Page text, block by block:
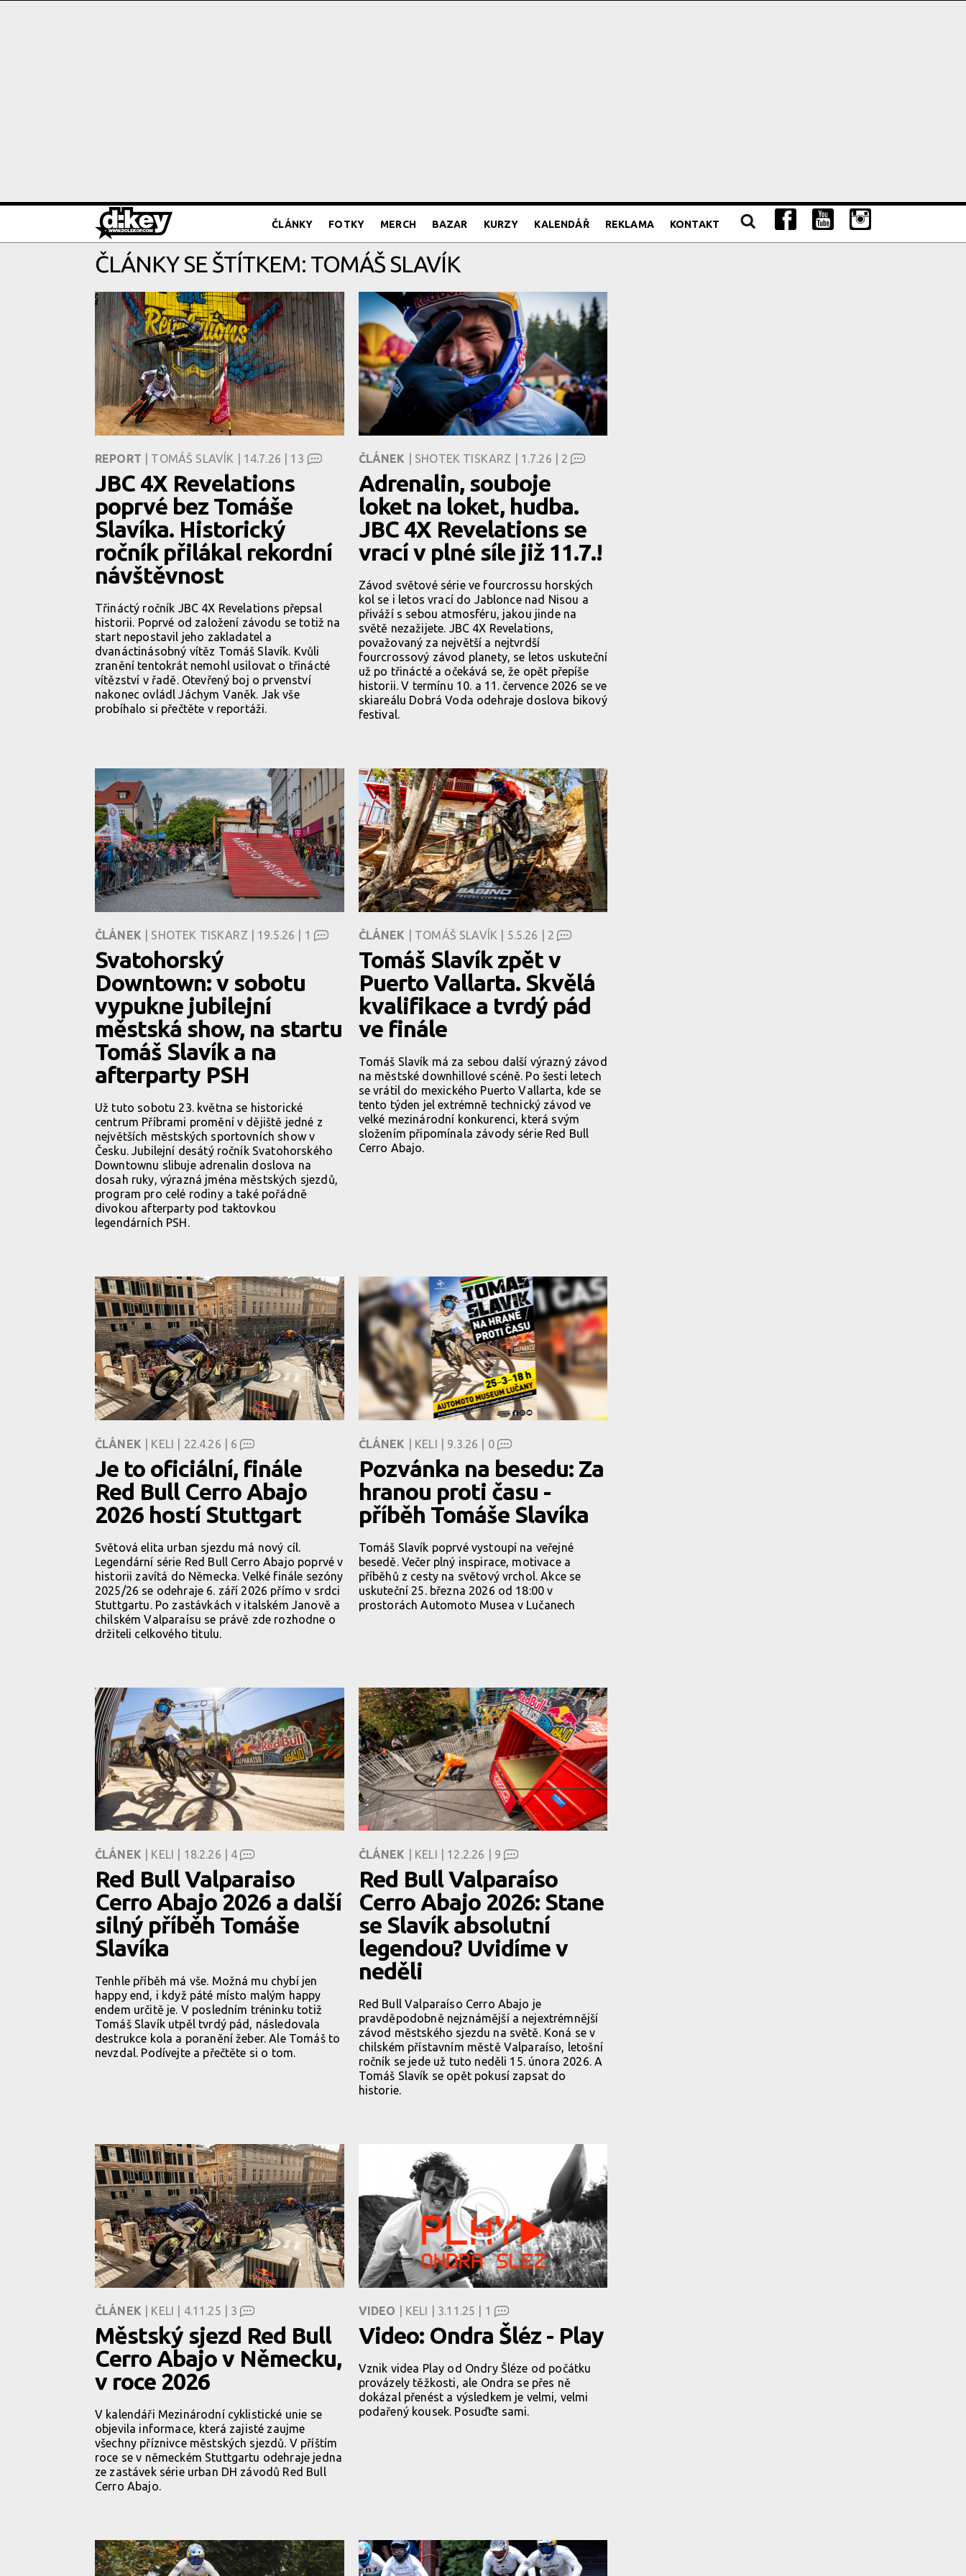
ČLÁNKY FOTKY MERCH BAZAR KURZY KALENDÁŘ REKLAMA KONTAKT
ČLÁNKY SE ŠTÍTKEM: TOMÁŠ SLAVÍK
REPORT | TOMÁŠ SLAVÍK | 14.7.26 | 13
JBC 4X Revelations
poprvé bez Tomáše
Slavíka. Historický
ročník přilákal rekordní
návštěvnost
Třináctý ročník JBC 4X Revelations přepsal
historii. Poprvé od založení závodu se totiž na
start nepostavil jeho zakladatel a
dvanáctinásobný vítěz Tomáš Slavík. Kvůli
zranění tentokrát nemohl usilovat o třinácté
vítězství v řadě. Otevřený boj o prvenství
nakonec ovládl Jáchym Vaněk. Jak vše
probíhalo si přečtěte v reportáži.
ČLÁNEK | SHOTEK TISKARZ | 1.7.26 | 2
Adrenalin, souboje
loket na loket, hudba.
JBC 4X Revelations se
vrací v plné síle již 11.7.!
Závod světové série ve fourcrossu horských
kol se i letos vrací do Jablonce nad Nisou a
přiváží s sebou atmosféru, jakou jinde na
světě nezažijete. JBC 4X Revelations,
považovaný za největší a nejtvrdší
fourcrossový závod planety, se letos uskuteční
už po třinácté a očekává se, že opět přepíše
historii. V termínu 10. a 11. července 2026 se ve
skiareálu Dobrá Voda odehraje doslova bikový
festival.
ČLÁNEK | SHOTEK TISKARZ | 19.5.26 | 1
Svatohorský
Downtown: v sobotu
vypukne jubilejní
městská show, na startu
Tomáš Slavík a na
afterparty PSH
Už tuto sobotu 23. května se historické
centrum Příbrami promění v dějiště jedné z
největších městských sportovních show v
Česku. Jubilejní desátý ročník Svatohorského
Downtownu slibuje adrenalin doslova na
dosah ruky, výrazná jména městských sjezdů,
program pro celé rodiny a také pořádně
divokou afterparty pod taktovkou
legendárních PSH.
ČLÁNEK | TOMÁŠ SLAVÍK | 5.5.26 | 2
Tomáš Slavík zpět v
Puerto Vallarta. Skvělá
kvalifikace a tvrdý pád
ve finále
Tomáš Slavík má za sebou další výrazný závod
na městské downhillové scéně. Po šesti letech
se vrátil do mexického Puerto Vallarta, kde se
tento týden jel extrémně technický závod ve
velké mezinárodní konkurenci, která svým
složením připomínala závody série Red Bull
Cerro Abajo.
ČLÁNEK | KELI | 22.4.26 | 6
Je to oficiální, finále
Red Bull Cerro Abajo
2026 hostí Stuttgart
Světová elita urban sjezdu má nový cíl.
Legendární série Red Bull Cerro Abajo poprvé v
historii zavítá do Německa. Velké finále sezóny
2025/26 se odehraje 6. září 2026 přímo v srdci
Stuttgartu. Po zastávkách v italském Janově a
chilském Valparaísu se právě zde rozhodne o
držiteli celkového titulu.
ČLÁNEK | KELI | 9.3.26 | 0
Pozvánka na besedu: Za
hranou proti času -
příběh Tomáše Slavíka
Tomáš Slavík poprvé vystoupí na veřejné
besedě. Večer plný inspirace, motivace a
příběhů z cesty na světový vrchol. Akce se
uskuteční 25. března 2026 od 18:00 v
prostorách Automoto Musea v Lučanech
ČLÁNEK | KELI | 18.2.26 | 4
Red Bull Valparaiso
Cerro Abajo 2026 a další
silný příběh Tomáše
Slavíka
Tenhle příběh má vše. Možná mu chybí jen
happy end, i když páté místo malým happy
endem určitě je. V posledním tréninku totiž
Tomáš Slavík utpěl tvrdý pád, následovala
destrukce kola a poranění žeber. Ale Tomáš to
nevzdal. Podívejte a přečtěte si o tom.
ČLÁNEK | KELI | 12.2.26 | 9
Red Bull Valparaíso
Cerro Abajo 2026: Stane
se Slavík absolutní
legendou? Uvidíme v
neděli
Red Bull Valparaíso Cerro Abajo je
pravděpodobně nejznámější a nejextrémnější
závod městského sjezdu na světě. Koná se v
chilském přístavním městě Valparaíso, letošní
ročník se jede už tuto neděli 15. února 2026. A
Tomáš Slavík se opět pokusí zapsat do
historie.
ČLÁNEK | KELI | 4.11.25 | 3
Městský sjezd Red Bull
Cerro Abajo v Německu,
v roce 2026
V kalendáři Mezinárodní cyklistické unie se
objevila informace, která zajisté zaujme
všechny příznivce městských sjezdů. V příštím
roce se v německém Stuttgartu odehraje jedna
ze zastávek série urban DH závodů Red Bull
Cerro Abajo.
VIDEO | KELI | 3.11.25 | 1
Video: Ondra Šléz - Play
Vznik videa Play od Ondry Šléze od počátku
provázely těžkosti, ale Ondra se přes ně
dokázal přenést a výsledkem je velmi, velmi
podařený kousek. Posuďte sami.